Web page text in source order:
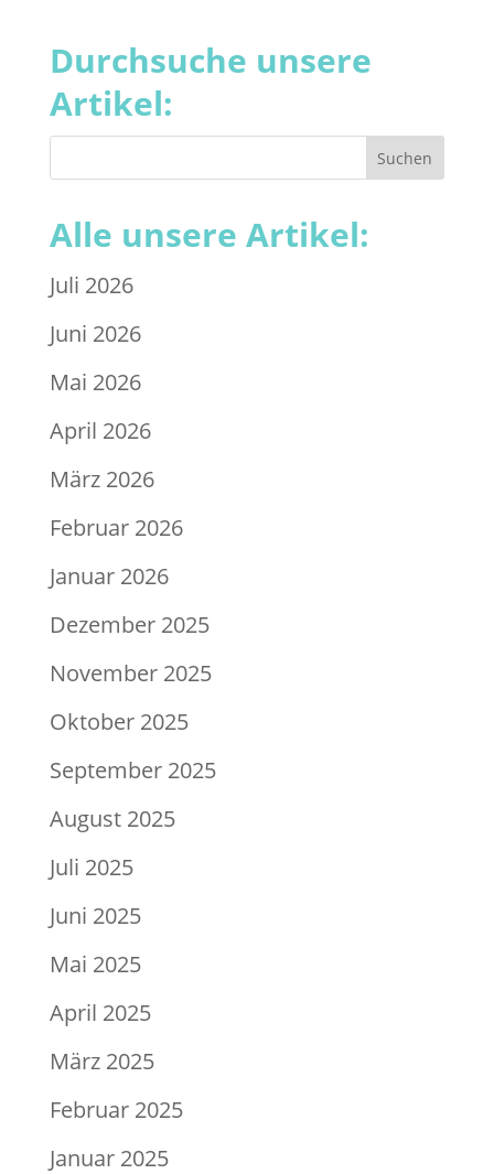
Durchsuche unsere
Artikel:
Alle unsere Artikel:
Juli 2026
Juni 2026
Mai 2026
April 2026
März 2026
Februar 2026
Januar 2026
Dezember 2025
November 2025
Oktober 2025
September 2025
August 2025
Juli 2025
Juni 2025
Mai 2025
April 2025
März 2025
Februar 2025
Januar 2025